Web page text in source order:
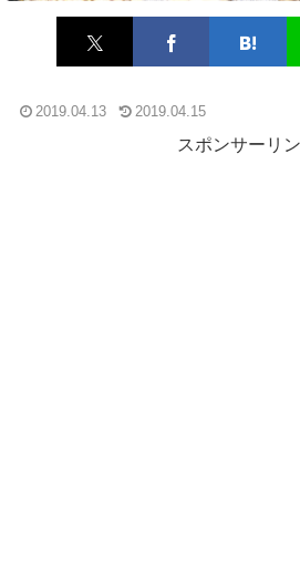
2019.04.13 2019.04.15
スポンサーリ